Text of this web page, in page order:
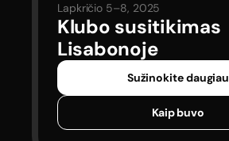
Lapkričio 5–8, 2025
Klubo susitikimas
Lisabonoje
Sužinokite daugiau
Kaip buvo